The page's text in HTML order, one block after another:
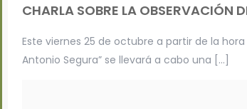
CHARLA SOBRE LA OBSERVACIÓN
Este viernes 25 de octubre a partir de la
Antonio Segura” se llevará a cabo una […]